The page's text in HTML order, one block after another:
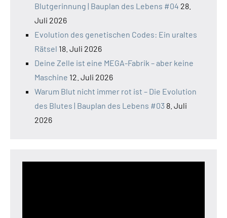
Blutgerinnung | Bauplan des Lebens #04 28.
Juli 2026
Evolution des genetischen Codes: Ein uraltes
Rätsel 18. Juli 2026
Deine Zelle ist eine MEGA-Fabrik – aber keine
Maschine 12. Juli 2026
Warum Blut nicht immer rot ist – Die Evolution
des Blutes | Bauplan des Lebens #03 8. Juli
2026